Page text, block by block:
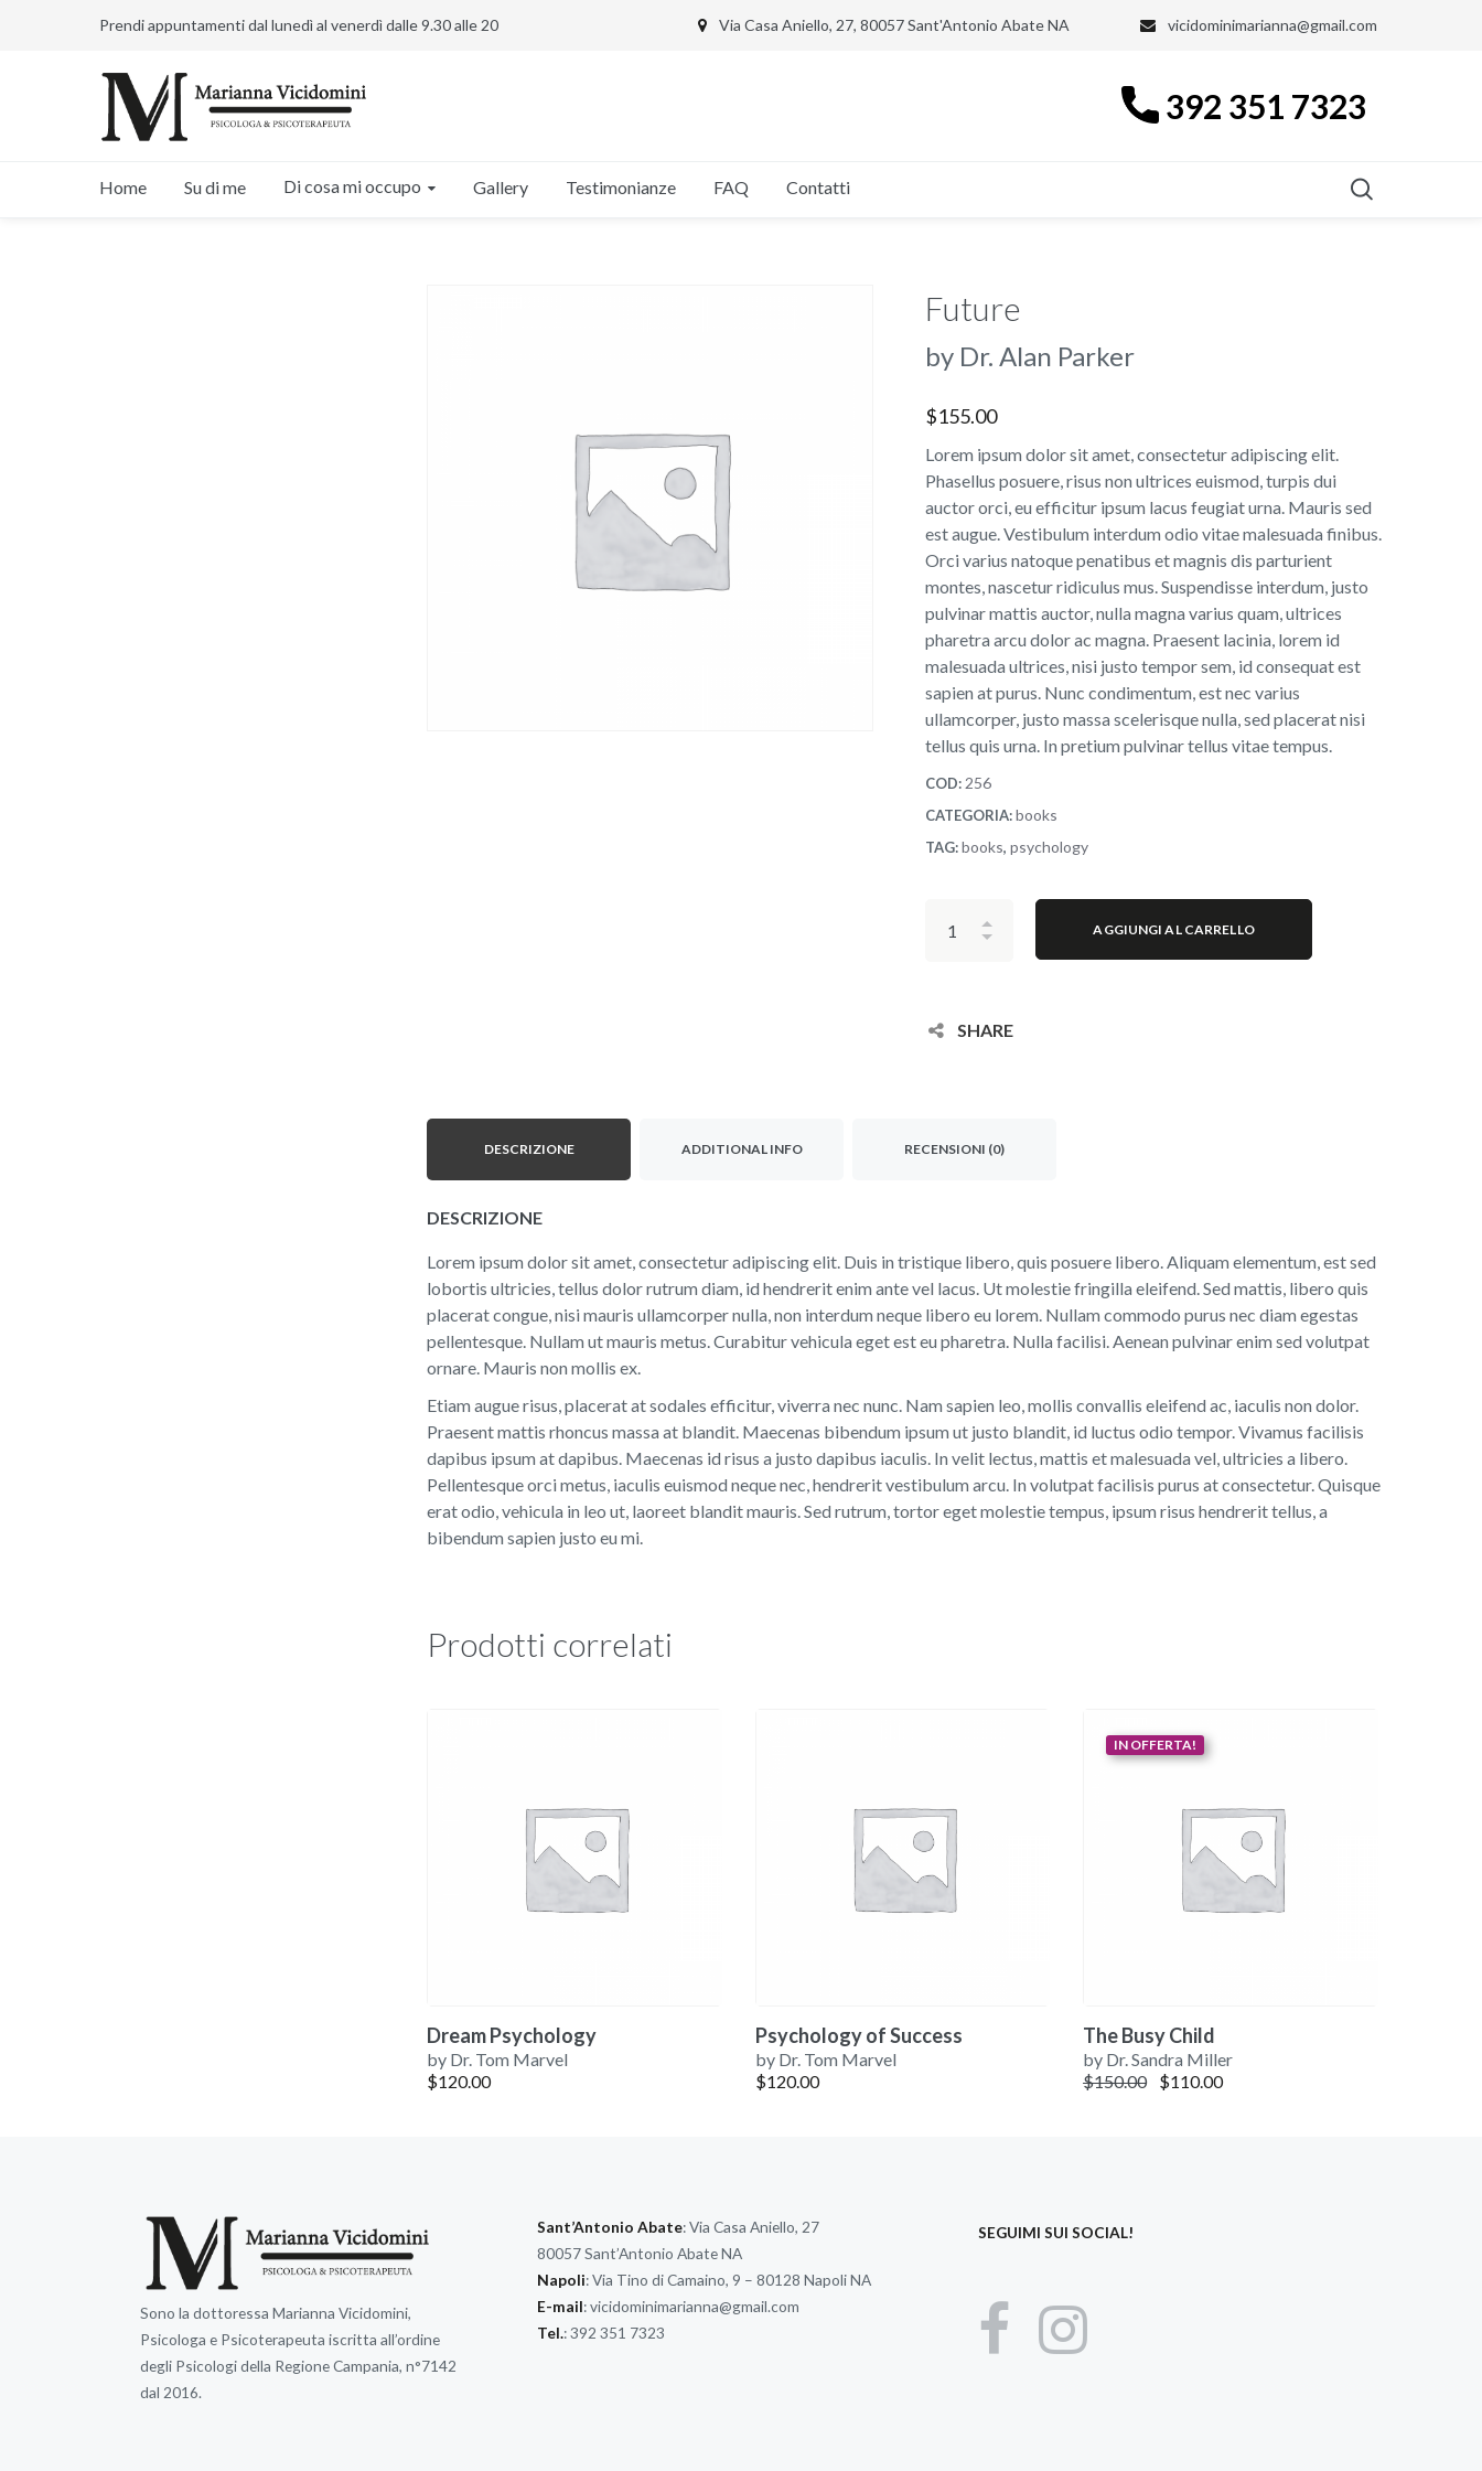
Prendi appuntamenti dal lunedì al venerdì dalle 9.30 alle 20 Via Casa Aniello, 27, 80057 Sant'Antonio Abate NA vicidominimarianna@gmail.com
392 351 7323
Home Su di me Di cosa mi occupo Gallery Testimonianze FAQ Contatti
Future
by Dr. Alan Parker
$155.00
Lorem ipsum dolor sit amet, consectetur adipiscing elit.
Phasellus posuere, risus non ultrices euismod, turpis dui
auctor orci, eu efficitur ipsum lacus feugiat urna. Mauris sed
est augue. Vestibulum interdum odio vitae malesuada finibus.
Orci varius natoque penatibus et magnis dis parturient
montes, nascetur ridiculus mus. Suspendisse interdum, justo
pulvinar mattis auctor, nulla magna varius quam, ultrices
pharetra arcu dolor ac magna. Praesent lacinia, lorem id
malesuada ultrices, nisi justo tempor sem, id consequat est
sapien at purus. Nunc condimentum, est nec varius
ullamcorper, justo massa scelerisque nulla, sed placerat nisi
tellus quis urna. In pretium pulvinar tellus vitae tempus.
COD: 256
CATEGORIA:books
TAG:books,psychology
AGGIUNGI AL CARRELLO
SHARE
DESCRIZIONE ADDITIONAL INFO RECENSIONI (0)
DESCRIZIONE
Lorem ipsum dolor sit amet, consectetur adipiscing elit. Duis in tristique libero, quis posuere libero. Aliquam elementum, est sed
lobortis ultricies, tellus dolor rutrum diam, id hendrerit enim ante vel lacus. Ut molestie fringilla eleifend. Sed mattis, libero quis
placerat congue, nisi mauris ullamcorper nulla, non interdum neque libero eu lorem. Nullam commodo purus nec diam egestas
pellentesque. Nullam ut mauris metus. Curabitur vehicula eget est eu pharetra. Nulla facilisi. Aenean pulvinar enim sed volutpat
ornare. Mauris non mollis ex.
Etiam augue risus, placerat at sodales efficitur, viverra nec nunc. Nam sapien leo, mollis convallis eleifend ac, iaculis non dolor.
Praesent mattis rhoncus massa at blandit. Maecenas bibendum ipsum ut justo blandit, id luctus odio tempor. Vivamus facilisis
dapibus ipsum at dapibus. Maecenas id risus a justo dapibus iaculis. In velit lectus, mattis et malesuada vel, ultricies a libero.
Pellentesque orci metus, iaculis euismod neque nec, hendrerit vestibulum arcu. In volutpat facilisis purus at consectetur. Quisque
erat odio, vehicula in leo ut, laoreet blandit mauris. Sed rutrum, tortor eget molestie tempus, ipsum risus hendrerit tellus, a
bibendum sapien justo eu mi.
Prodotti correlati
Dream Psychology
by Dr. Tom Marvel
$120.00
Psychology of Success
by Dr. Tom Marvel
$120.00
IN OFFERTA!
The Busy Child
by Dr. Sandra Miller
$150.00 Il prezzo originale era: $150.00.
$110.00Il prezzo attuale è: $110.00.
Sono la dottoressa Marianna Vicidomini,
Psicologa e Psicoterapeuta iscritta all’ordine
degli Psicologi della Regione Campania, n°7142
dal 2016.
Sant’Antonio Abate: Via Casa Aniello, 27
80057 Sant’Antonio Abate NA
Napoli: Via Tino di Camaino, 9 – 80128 Napoli NA
E-mail:vicidominimarianna@gmail.com
Tel.: 392 351 7323
SEGUIMI SUI SOCIAL!